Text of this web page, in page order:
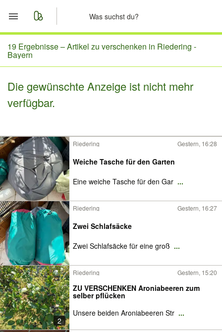
Start
Merkliste
Nachrichten
19 Ergebnisse –Artikel zu verschenken in Riedering -
Bayern
Die gewünschte Anzeige ist nicht mehr
verfügbar.
Riedering Gestern, 16:28
Weiche Tasche für den Garten
Eine weiche Tasche für den Gar ...
Riedering Gestern, 16:27
Zwei Schlafsäcke
Zwei Schlafsäcke für eine groß ...
2
Riedering Gestern, 15:20
ZU VERSCHENKEN Aroniabeeren zum
selber pflücken
Unsere beiden Aroniabeeren Str ...